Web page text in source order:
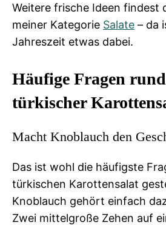
Weitere frische Ideen findest
meiner Kategorie Salate – da
Jahreszeit etwas dabei.
Häufige Fragen
türkischer
Macht Knoblauch den
Das ist wohl die häufigste
türkischen Karottensalat
Knoblauch gehört einfach
Zwei mittelgroße Zehen auf